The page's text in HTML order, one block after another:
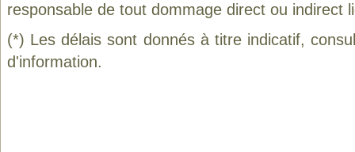
responsable de tout dommage direct ou indirect
(*) Les délais sont donnés à titre indicatif,
d'information.